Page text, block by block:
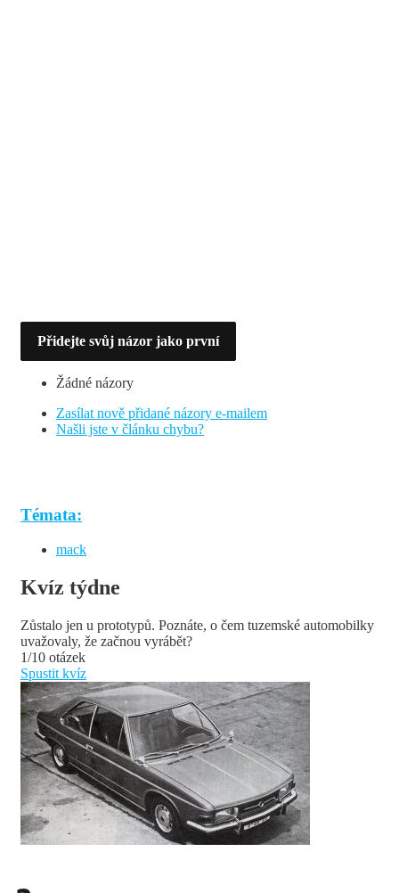
Přidejte svůj názor jako první
Žádné názory
Zasílat nově přidané názory e-mailem
Našli jste v článku chybu?
Témata:
mack
Kvíz týdne
Zůstalo jen u prototypů. Poznáte, o čem tuzemské automobilky
uvažovaly, že začnou vyrábět?
1/10 otázek
Spustit kvíz